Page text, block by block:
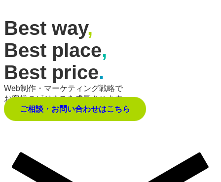
Best way,
Best place,
Best price.
Web制作・マーケティング戦略で
お客様のビジネスを成長させます。
ご相談・お問い合わせはこちら